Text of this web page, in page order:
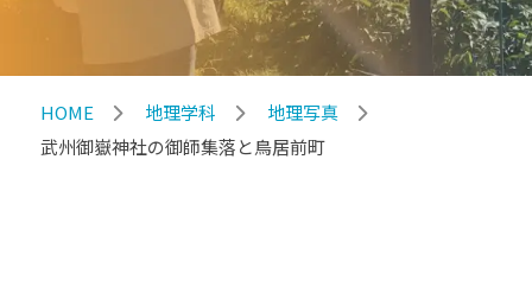
HOME 地理学科
地理写真
武州御嶽神社の御師集落と鳥居前町